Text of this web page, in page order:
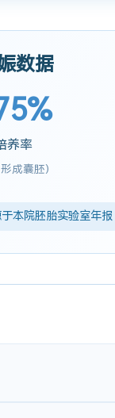
数据
养率
成囊胚)
本院胚胎实验室年报